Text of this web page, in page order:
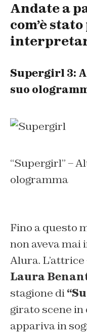
Andate a
com’è
Supergirl 3:
suo
“Supergirl” –
ologramma
Fino a questo
non aveva mai
Alura. L’attrice
Laura
stagione di
girato scene in
appariva in